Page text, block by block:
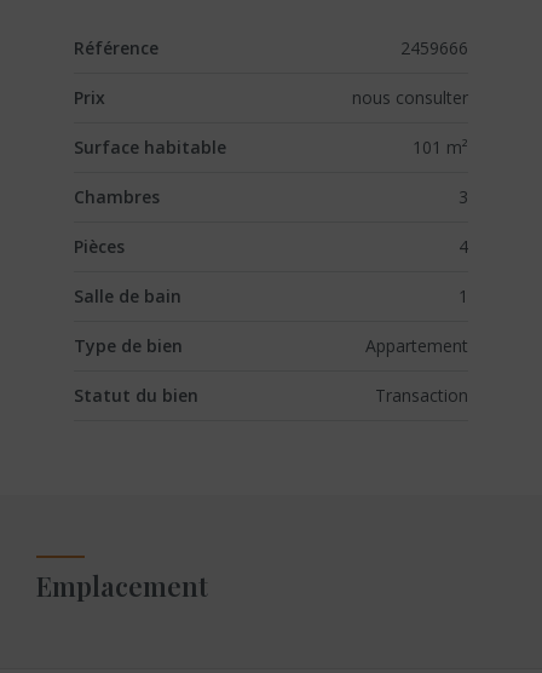
Référence 2459666
Prix nous consulter
Surface habitable 101 m²
Chambres 3
Pièces 4
Salle de bain 1
Type de bien Appartement
Statut du bien Transaction
Emplacement